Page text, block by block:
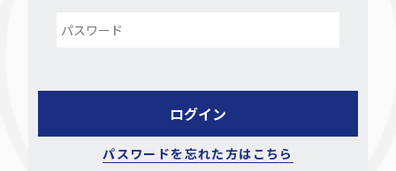
パスワードを忘れた方はこちら